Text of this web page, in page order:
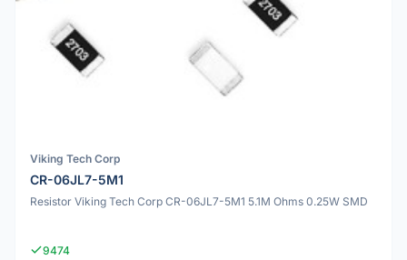
Viking Tech Corp
CR-06JL7-5M1
Resistor Viking Tech Corp CR-06JL7-5M1 5.1M Ohms 0.25W SMD
9474